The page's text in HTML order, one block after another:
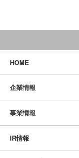
HOME
企業情報
事業情報
IR情報